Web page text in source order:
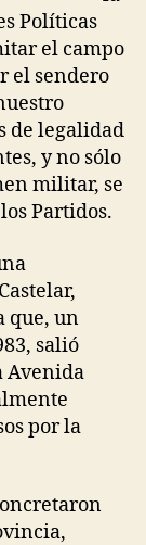
Políticas
el campo
el sendero
de legalidad
y no sólo
militar, se
Partidos.
que, un
salió
Avenida
por la